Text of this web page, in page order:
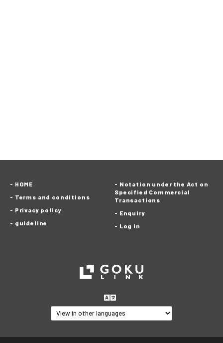
HOME
Terms and conditions
Privacy policy
guideline
Notation under the Act on
Specified Commercial
Transactions
Enquiry
Log in